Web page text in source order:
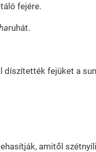
fejére.
ruhát.
fejüket a
amitől